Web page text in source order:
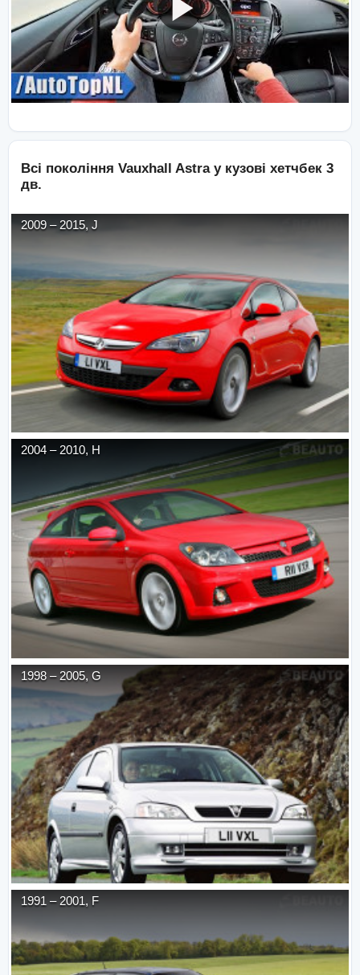
Всі покоління Vauxhall Astra у кузові хетчбек 3
дв.
2009 – 2015, J
2004 – 2010, H
1998 – 2005, G
1991 – 2001, F